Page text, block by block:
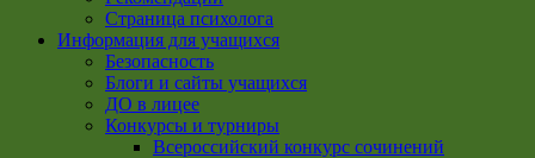
Страница психолога
Информация для учащихся
Безопасность
Блоги и сайты учащихся
ДО в лицее
Конкурсы и турниры
Всероссийский конкурс сочинений